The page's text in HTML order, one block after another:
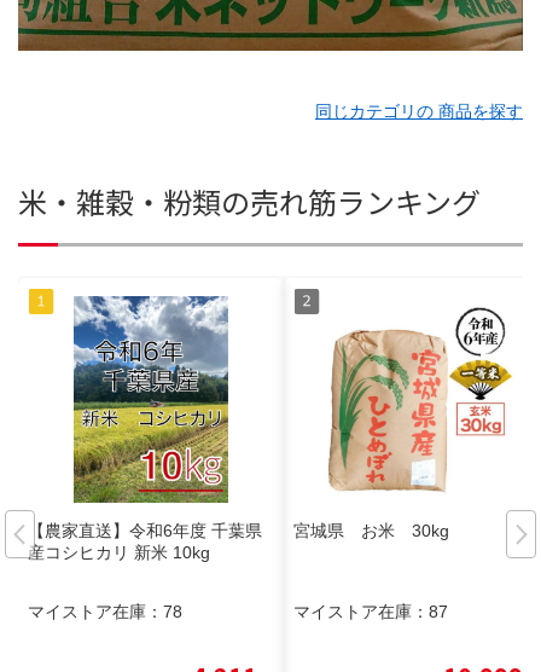
同じカテゴリの 商品を探す
米・雑穀・粉類の売れ筋ランキング
【農家直送】令和6年度 千葉県
産コシヒカリ 新米 10kg
マイストア在庫： 78
宮城県 お米 30kg
マイストア在庫： 87